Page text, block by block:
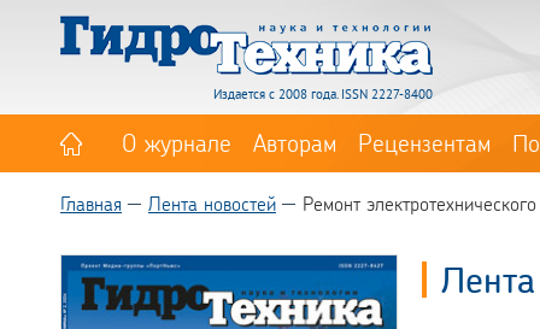
Издается с 2008 года. ISSN 2227-8400
О журнале Авторам Рецензентам
Главная Лента новостей Ремонт